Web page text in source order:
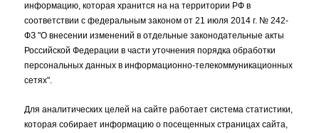
информацию, которая хранится на на территории РФ в
соответствии с федеральным законом от 21 июля 2014 г. № 242-
ФЗ "О внесении изменений в отдельные законодательные акты
Российской Федерации в части уточнения порядка обработки
персональных данных в информационно-телекоммуникационных
сетях".
Для аналитических целей на сайте работает система статистики,
которая собирает информацию о посещенных страницах сайта,